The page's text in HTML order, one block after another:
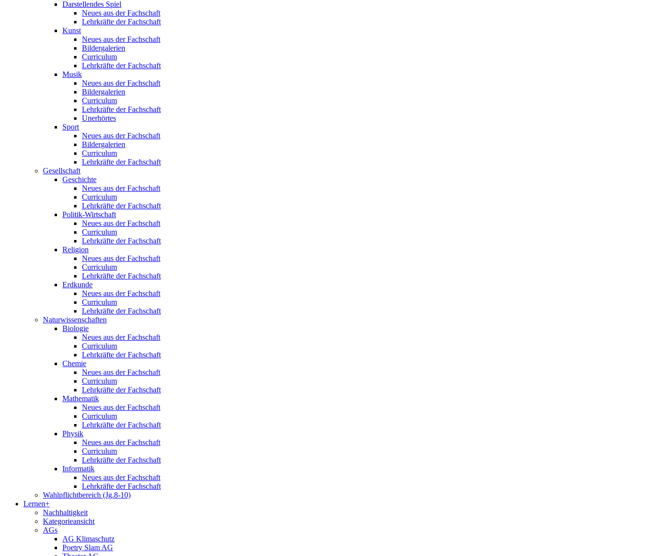
Darstellendes Spiel
Neues aus der Fachschaft
Lehrkräfte der Fachschaft
Kunst
Neues aus der Fachschaft
Bildergalerien
Curriculum
Lehrkräfte der Fachschaft
Musik
Neues aus der Fachschaft
Bildergalerien
Curriculum
Lehrkräfte der Fachschaft
Unerhörtes
Sport
Neues aus der Fachschaft
Bildergalerien
Curriculum
Lehrkräfte der Fachschaft
Gesellschaft
Geschichte
Neues aus der Fachschaft
Curriculum
Lehrkräfte der Fachschaft
Politik-Wirtschaft
Neues aus der Fachschaft
Curriculum
Lehrkräfte der Fachschaft
Religion
Neues aus der Fachschaft
Curriculum
Lehrkräfte der Fachschaft
Erdkunde
Neues aus der Fachschaft
Curriculum
Lehrkräfte der Fachschaft
Naturwissenschaften
Biologie
Neues aus der Fachschaft
Curriculum
Lehrkräfte der Fachschaft
Chemie
Neues aus der Fachschaft
Curriculum
Lehrkräfte der Fachschaft
Mathematik
Neues aus der Fachschaft
Curriculum
Lehrkräfte der Fachschaft
Physik
Neues aus der Fachschaft
Curriculum
Lehrkräfte der Fachschaft
Informatik
Neues aus der Fachschaft
Lehrkräfte der Fachschaft
Wahlpflichtbereich (Jg.8-10)
Lernen+
Nachhaltigkeit
Kategorieansicht
AGs
AG Klimaschutz
Poetry Slam AG